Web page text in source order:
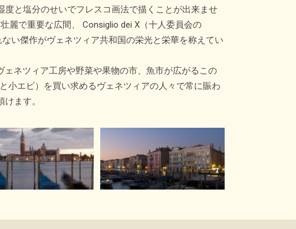
と塩分のせいでフレスコ画法で描くことが出来ませ
麗で重要な広間、 Consiglio dei X（十人委員会の
い傑作がヴェネツィア共和国の栄光と栄華を称えてい
ネツィア工房や野菜や果物の市、魚市が広がるこの
小エビ）を買い求めるヴェネツィアの人々で常に賑わ
ます。